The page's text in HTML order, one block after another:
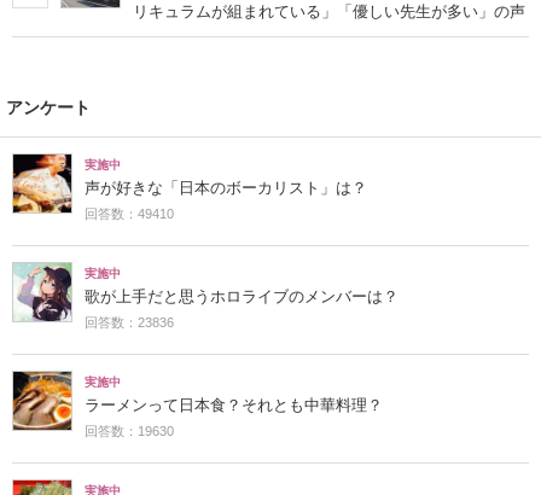
リキュラムが組まれている」「優しい先生が多い」の声
アンケート
実施中
声が好きな「日本のボーカリスト」は？
回答数：49410
実施中
歌が上手だと思うホロライブのメンバーは？
回答数：23836
実施中
ラーメンって日本食？それとも中華料理？
回答数：19630
実施中